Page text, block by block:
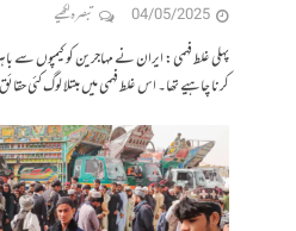
04/05/2025 تبصرہ لکھیے
پہلی غلط فہمی: ایران نے مہاجرین کو کیمپوں سے
کرنا چاہیے تھا۔ اس غلط فہمی میں مبتلا لوگ کئی